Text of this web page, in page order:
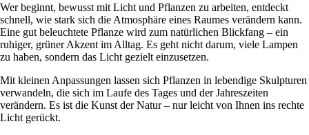
Wer beginnt, bewusst mit Licht und Pflanzen zu arbeiten, entdeckt
schnell, wie stark sich die Atmosphäre eines Raumes verändern kann.
Eine gut beleuchtete Pflanze wird zum natürlichen Blickfang – ein
ruhiger, grüner Akzent im Alltag. Es geht nicht darum, viele Lampen
zu haben, sondern das Licht gezielt einzusetzen.
Mit kleinen Anpassungen lassen sich Pflanzen in lebendige Skulpturen
verwandeln, die sich im Laufe des Tages und der Jahreszeiten
verändern. Es ist die Kunst der Natur – nur leicht von Ihnen ins rechte
Licht gerückt.